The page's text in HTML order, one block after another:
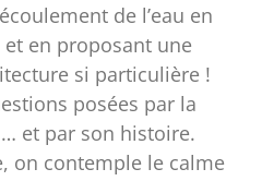
de l’eau en
en proposant une
si particulière !
posées par la
et par son histoire.
on contemple le calme